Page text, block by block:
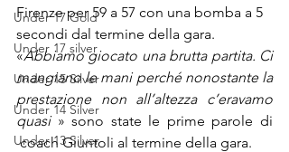
Under 17 Gold
Under 17 silver
Under 15 Silver
Under 14 Silver
Under 13 Silver
Firenze per 59 a 57 con una bomba a 5
secondi dal termine della gara.
«Abbiamo giocato una brutta partita. Ci
mangiano le mani perché nonostante la
prestazione non all’altezza c’eravamo
quasi » sono state le prime parole di
coach Giuntoli al termine della gara.